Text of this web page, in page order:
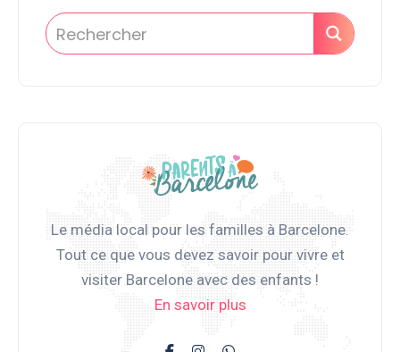
Le média local pour les familles à Barcelone.
Tout ce que vous devez savoir pour vivre et
visiter Barcelone avec des enfants !
En savoir plus